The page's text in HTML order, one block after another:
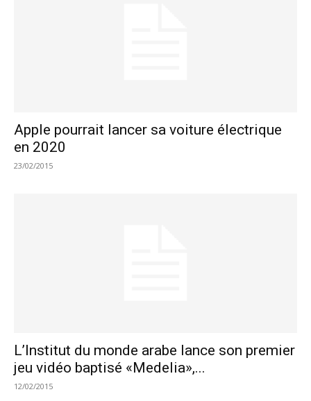
Apple pourrait lancer sa voiture électrique
en 2020
23/02/2015
L’Institut du monde arabe lance son premier
jeu vidéo baptisé «Medelia»,...
12/02/2015